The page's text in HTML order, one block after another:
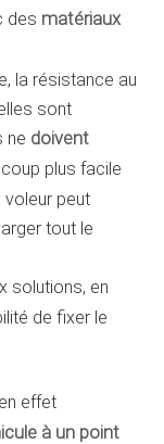
des matériaux
la résistance au
sont
ne doivent
plus facile
peut
tout le
solutions, en
de fixer le
effet
à un point